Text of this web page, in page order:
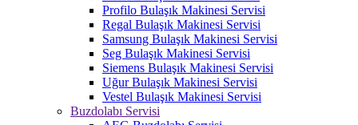
Profilo Bulaşık Makinesi Servisi
Regal Bulaşık Makinesi Servisi
Samsung Bulaşık Makinesi Servisi
Seg Bulaşık Makinesi Servisi
Siemens Bulaşık Makinesi Servisi
Uğur Bulaşık Makinesi Servisi
Vestel Bulaşık Makinesi Servisi
Buzdolabı Servisi